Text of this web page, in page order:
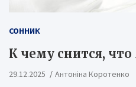
СОННИК
К чему снится,
29.12.2025 Антоніна Коротенко